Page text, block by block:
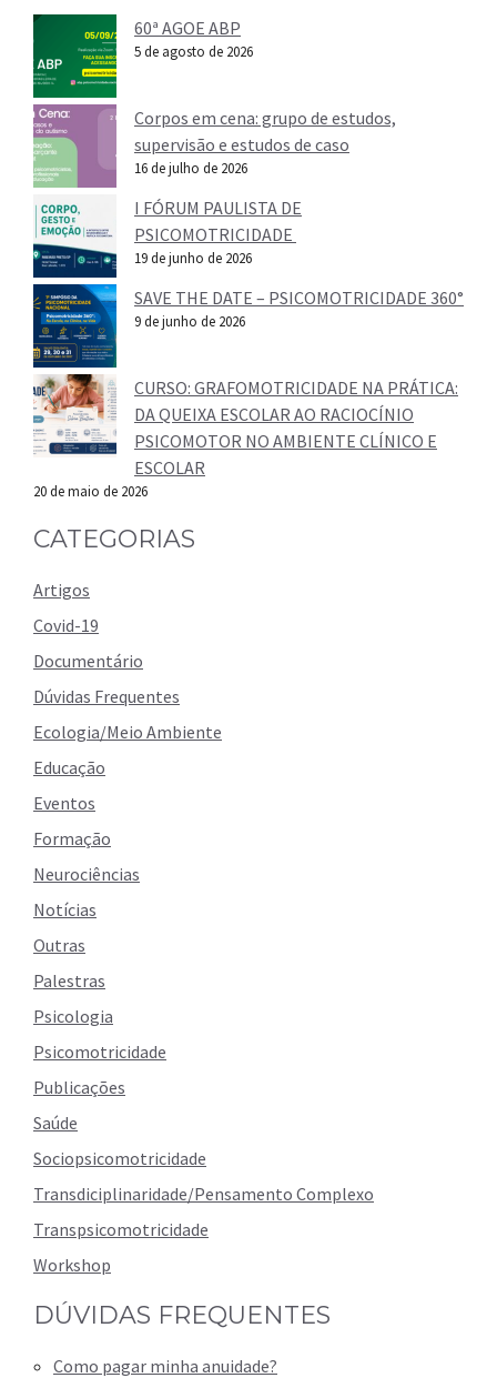
60ª AGOE ABP
5 de agosto de 2026
Corpos em cena: grupo de estudos,
supervisão e estudos de caso
16 de julho de 2026
I FÓRUM PAULISTA DE
PSICOMOTRICIDADE
19 de junho de 2026
SAVE THE DATE – PSICOMOTRICIDADE 360°
9 de junho de 2026
CURSO: GRAFOMOTRICIDADE NA PRÁTICA:
DA QUEIXA ESCOLAR AO RACIOCÍNIO
PSICOMOTOR NO AMBIENTE CLÍNICO E
ESCOLAR
20 de maio de 2026
CATEGORIAS
Artigos
Covid-19
Documentário
Dúvidas Frequentes
Ecologia/Meio Ambiente
Educação
Eventos
Formação
Neurociências
Notícias
Outras
Palestras
Psicologia
Psicomotricidade
Publicações
Saúde
Sociopsicomotricidade
Transdiciplinaridade/Pensamento Complexo
Transpsicomotricidade
Workshop
DÚVIDAS FREQUENTES
Como pagar minha anuidade?